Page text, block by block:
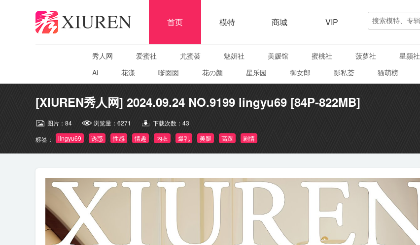
首页 模特 商城 VIP
秀人网 爱蜜社 尤蜜荟 魅妍社 美媛馆 蜜桃社 菠萝社 星颜社
Ai
花漾 嗲囡囡 花の颜 星乐园 御女郎 影私荟 猫萌榜
[XIUREN秀人网] 2024.09.24 NO.9199 lingyu69 [84P-822MB]
图片： 84 浏览量： 6271 下载次数： 43
标签：
lingyu69 诱惑 性感 情趣 内衣 爆乳 美腿 高跟 剧情